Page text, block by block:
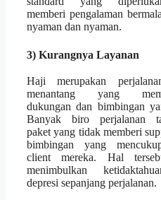
memberi pengalaman
nyaman dan nyaman.
3) Kurangnya Layanan
Haji merupakan
menantang yang
dukungan dan bimbingan
Banyak biro perjalanan
paket yang tidak memberi
bimbingan yang
client mereka. Hal
menimbulkan
depresi sepanjang perjalanan.